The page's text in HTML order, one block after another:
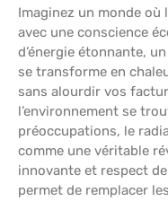
Imaginez un monde
avec une conscience
d’énergie étonnante,
se transforme en
sans alourdir vos
l’environnement se
préoccupations, le
comme une véritable
innovante et respect
permet de remplacer